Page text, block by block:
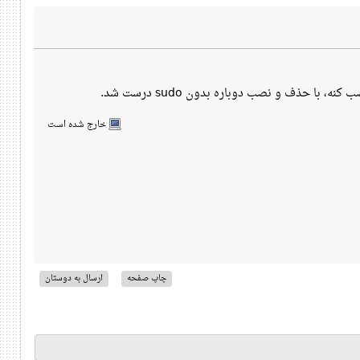
خارج شده است
ارسال به دوستان چاپ صفحه